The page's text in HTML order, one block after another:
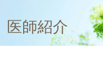
医師紹介